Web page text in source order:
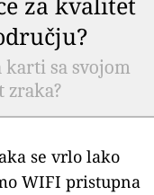
karti sa svojom
zraka?
se vrlo lako
WIFI pristupna